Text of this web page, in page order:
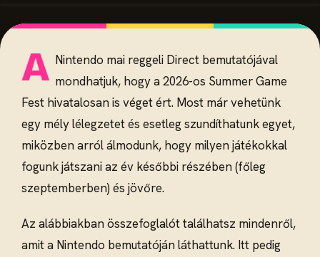
A Nintendo mai reggeli Direct bemutatójával
mondhatjuk, hogy a 2026-os Summer Game
Fest hivatalosan is véget ért. Most már vehetünk
egy mély lélegzetet és esetleg szundíthatunk egyet,
miközben arról álmodunk, hogy milyen játékokkal
fogunk játszani az év későbbi részében (főleg
szeptemberben) és jövőre.
Az alábbiakban összefoglalót találhatsz mindenről,
amit a Nintendo bemutatóján láthattunk. Itt pedig